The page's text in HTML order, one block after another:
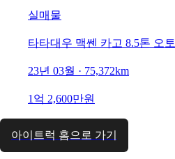
실매물
타타대우 맥쎈 카고 8.5톤 오토
23년 03월 · 75,372km
1억 2,600만원
아이트럭 홈으로 가기